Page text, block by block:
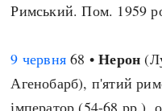
Римський. Пом. 1959
9 червня 68 •Нерон
Агенобарб), п'ятий
імператор (54-68 рр.),